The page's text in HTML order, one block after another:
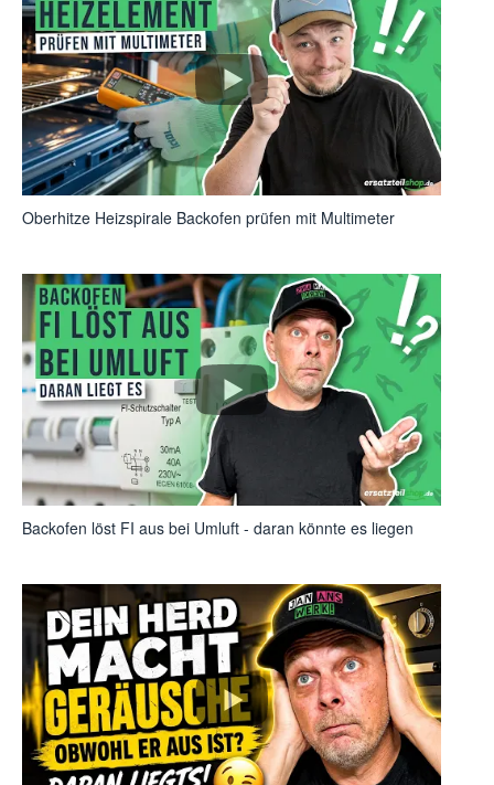
Oberhitze Heizspirale Backofen prüfen mit Multimeter
Backofen löst FI aus bei Umluft - daran könnte es liegen